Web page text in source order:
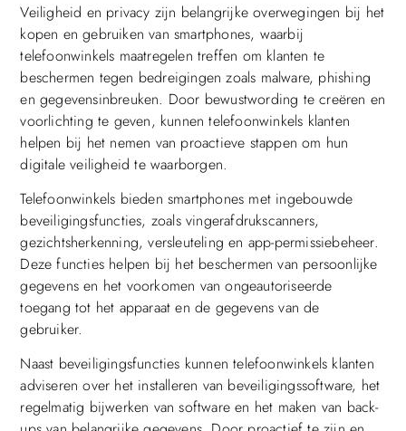
Veiligheid en privacy zijn belangrijke overwegingen bij het
kopen en gebruiken van smartphones, waarbij
telefoonwinkels maatregelen treffen om klanten te
beschermen tegen bedreigingen zoals malware, phishing
en gegevensinbreuken. Door bewustwording te creëren en
voorlichting te geven, kunnen telefoonwinkels klanten
helpen bij het nemen van proactieve stappen om hun
digitale veiligheid te waarborgen.
Telefoonwinkels bieden smartphones met ingebouwde
beveiligingsfuncties, zoals vingerafdrukscanners,
gezichtsherkenning, versleuteling en app-permissiebeheer.
Deze functies helpen bij het beschermen van persoonlijke
gegevens en het voorkomen van ongeautoriseerde
toegang tot het apparaat en de gegevens van de
gebruiker.
Naast beveiligingsfuncties kunnen telefoonwinkels klanten
adviseren over het installeren van beveiligingssoftware, het
regelmatig bijwerken van software en het maken van back-